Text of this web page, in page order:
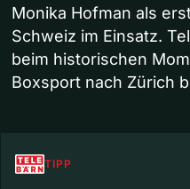
Monika Hofman als
Schweiz im Einsatz.
beim historischen
Boxsport nach Zürich
TIPP